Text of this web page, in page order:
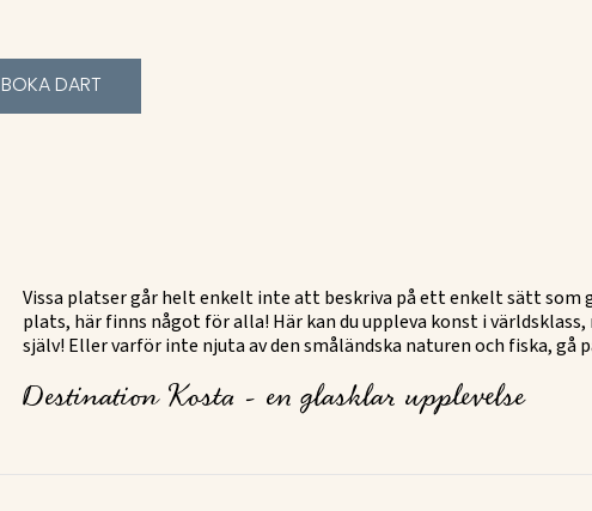
BOKA DART
Vissa platser går helt enkelt inte att beskriva på ett enkelt sätt som
plats, här finns något för alla! Här kan du uppleva konst i världsklass,
själv! Eller varför inte njuta av den småländska naturen och fiska, gå
Destination Kosta - en glasklar upplevelse